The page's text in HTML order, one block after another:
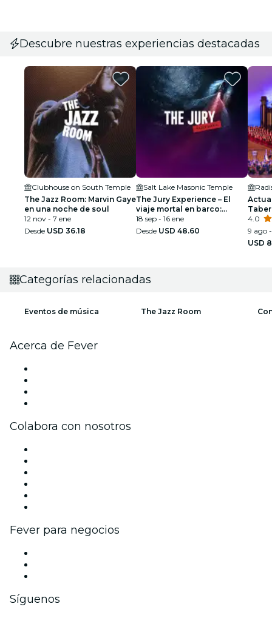
Descubre nuestras experiencias destacadas
Clubhouse on South Temple
The Jazz Room: Marvin Gaye
en una noche de soul
12 nov - 7 ene
Desde USD 36.18
Salt Lake Masonic Temple
The Jury Experience – El
viaje mortal en barco:
¿logrará Salt Lake City
impartir justicia?
18 sep - 16 ene
Desde USD 48.60
4.0
9 ago
USD
Categorías relacionadas
Eventos de música The Jazz Room
Acerca de Fever
Colabora con nosotros
Fever para negocios
Síguenos